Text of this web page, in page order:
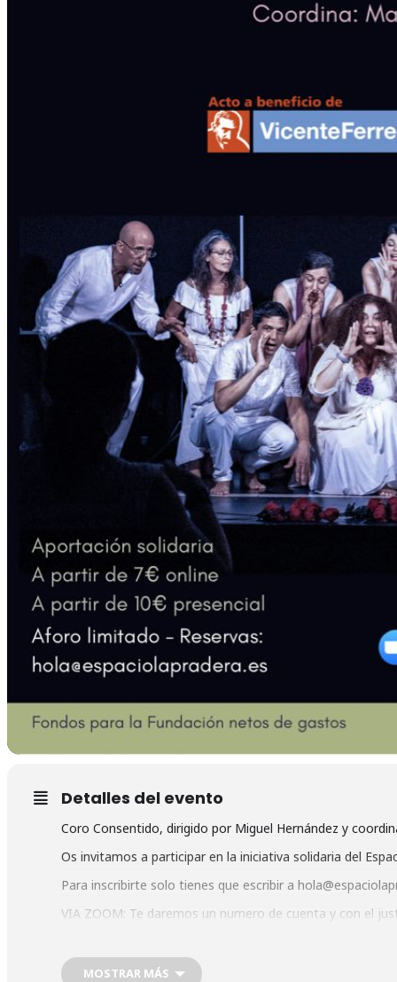
Detalles del evento
Coro Consentido, dirigido por Miguel Hernández y
Os invitamos a participar en la iniciativa solidaria del
Para inscribirte solo tienes que escribir a
VIA ZOOM: Te daremos un numero de cuenta y con el
purificadores y desinfectantes de aire y ventilación
MOSTRAR MÁS